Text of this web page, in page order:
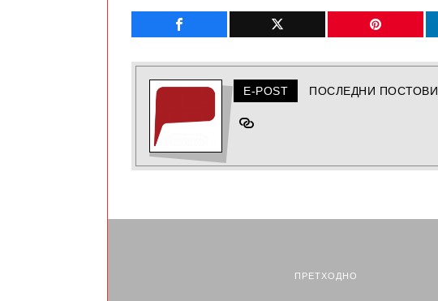
E-POST ПОСЛЕДНИ ПОСТОВИ
ПРЕТХОДНО